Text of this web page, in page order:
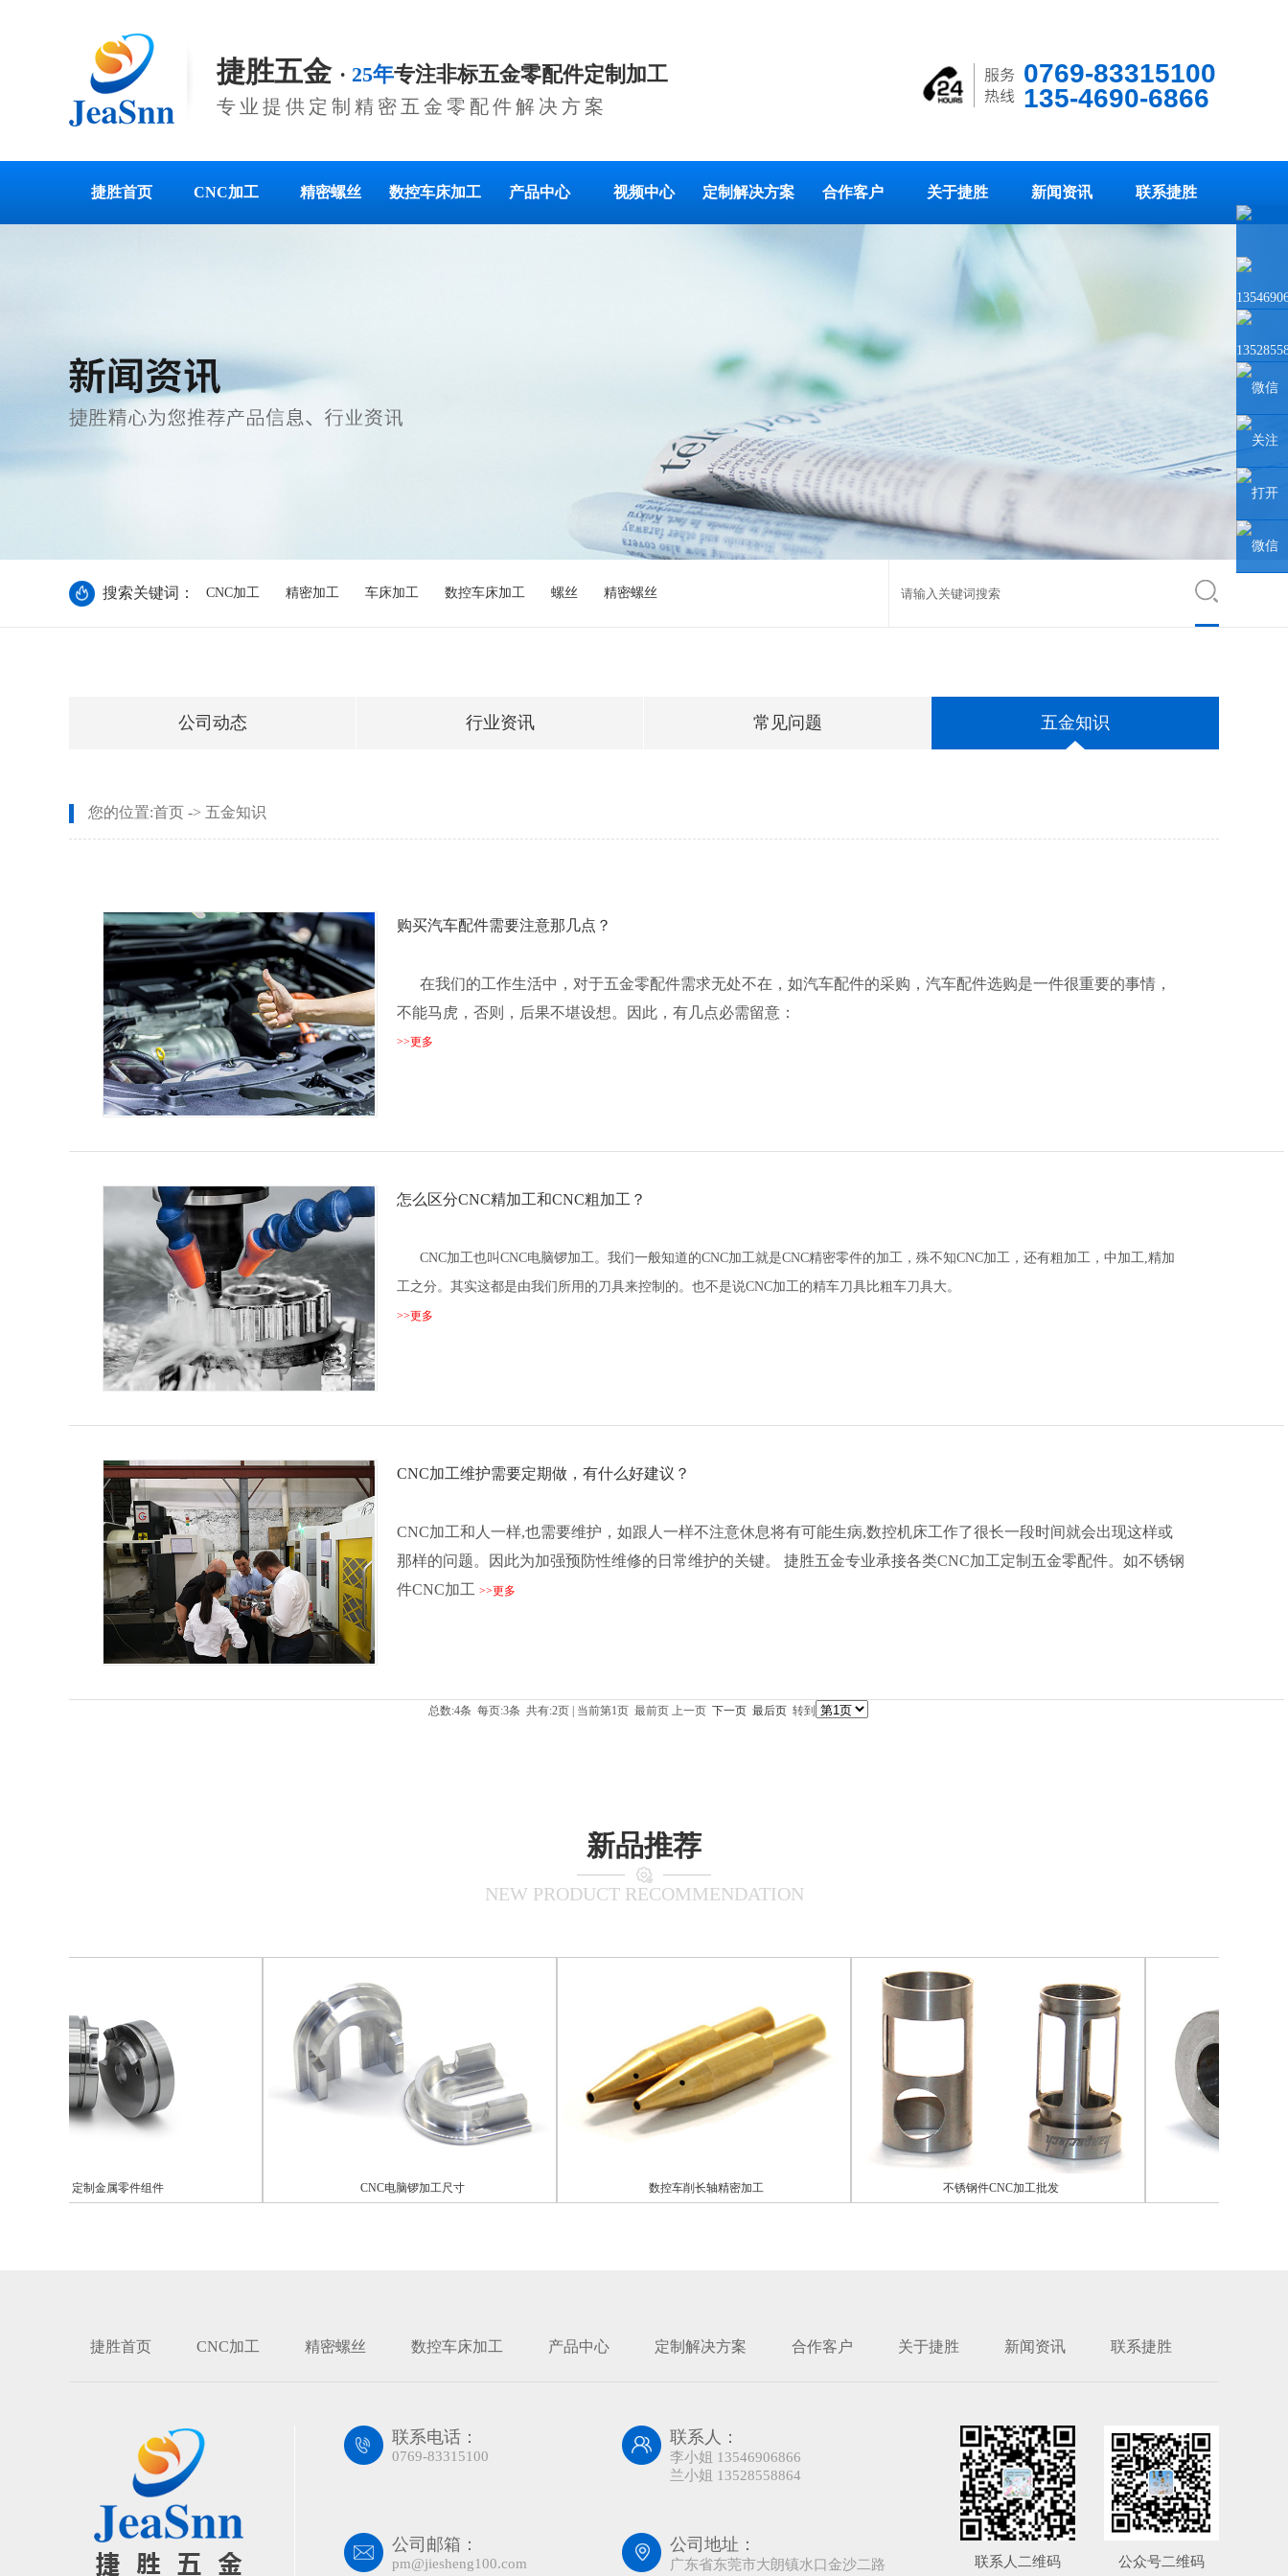
捷胜五金 · 25年专注非标五金零配件定制加工
专业提供定制精密五金零配件解决方案
0769-83315100
135-4690-6866
捷胜首页 CNC加工 精密螺丝 数控车床加工 产品中心 视频中心 定制解决方案 合作客户 关于捷胜 新闻资讯 联系捷胜
搜索关键词： CNC加工 精密加工 车床加工 数控车床加工 螺丝 精密螺丝
公司动态 行业资讯 常见问题 五金知识
您的位置:首页 -> 五金知识
购买汽车配件需要注意那几点？
在我们的工作生活中，对于五金零配件需求无处不在，如汽车配件的采购，汽车配件选购是一件很重要的事情，
不能马虎，否则，后果不堪设想。因此，有几点必需留意：
>>更多
怎么区分CNC精加工和CNC粗加工？
CNC加工也叫CNC电脑锣加工。 我们一般知道的CNC加工就是CNC精密零件的加工，殊不知CNC加工，还有粗加工，中加工,精加
工之分。其实这都是由我们所用的刀具来控制的。 也不是说CNC加工的精车刀具比粗车刀具大。
>>更多
CNC加工维护需要定期做，有什么好建议？
CNC加工和人一样,也需要维护，如跟人一样不注意休息将有可能生病,数控机床工作了很长一段时间就会出现这样或
那样的问题。因此为加强预防性维修的日常维护的关键。
捷胜五金专业承接各类CNC加工定制五金零配件。如不锈钢
件CNC加工 >>更多
总数:4条 每页:3条 共有:2页 | 当前第1页 最前页 上一页 下一页 最后页 转到
新品推荐
NEW PRODUCT RECOMMENDATION
定制金属零件组件 CNC电脑锣加工尺寸 数控车削长轴精密加工 不锈钢件CNC加工批发
捷胜首页 CNC加工 精密螺丝 数控车床加工 产品中心 定制解决方案 合作客户 关于捷胜 新闻资讯 联系捷胜
联系电话：
0769-83315100
联系人：
李小姐 13546906866
兰小姐 13528558864
公司邮箱：
pm@jiesheng100.com
公司地址：
广东省东莞市大朗镇水口金沙二路
联系人二维码 公众号二维码
微信
联系人
关注
微信公
众号
打开
手机网
微信